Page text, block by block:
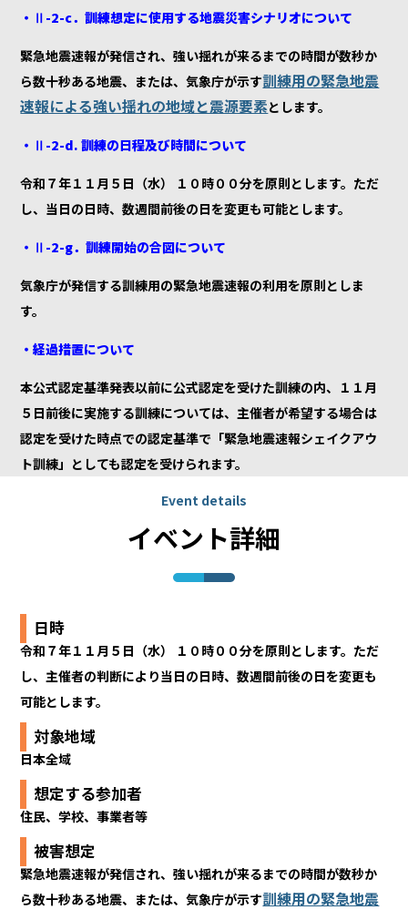
・Ⅱ-2-c．訓練想定に使用する地震災害シナリオについて
緊急地震速報が発信され、強い揺れが来るまでの時間が数秒か
ら数十秒ある地震、または、気象庁が示す訓練用の緊急地震
速報による強い揺れの地域と震源要素とします。
・Ⅱ-2-d. 訓練の日程及び時間について
令和７年１１月５日（水） １０時００分を原則とします。ただ
し、当日の日時、数週間前後の日を変更も可能とします。
・Ⅱ-2-g．訓練開始の合図について
気象庁が発信する訓練用の緊急地震速報の利用を原則としま
す。
・経過措置について
本公式認定基準発表以前に公式認定を受けた訓練の内、１１月
５日前後に実施する訓練については、主催者が希望する場合は
認定を受けた時点での認定基準で「緊急地震速報シェイクアウ
ト訓練」としても認定を受けられます。
Event details
イベント詳細
日時
令和７年１１月５日（水） １０時００分を原則とします。ただ
し、主催者の判断により当日の日時、数週間前後の日を変更も
可能とします。
対象地域
日本全域
想定する参加者
住民、学校、事業者等
被害想定
緊急地震速報が発信され、強い揺れが来るまでの時間が数秒か
ら数十秒ある地震、または、気象庁が示す訓練用の緊急地震